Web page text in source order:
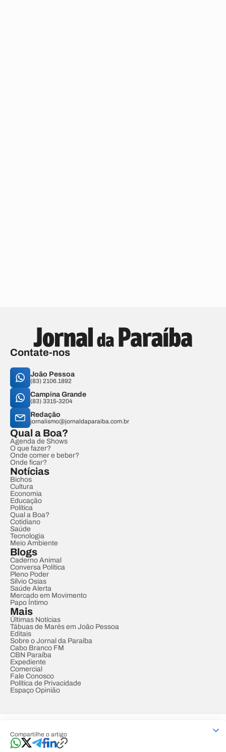
Compartilhe o artigo
Contate-nos
João Pessoa
(83) 2106.1892
Campina Grande
(83) 3315-3204
Redação
jornalismo@jornaldaparaiba.com.br
Qual a Boa?
Agenda de Shows
O que fazer?
Onde comer e beber?
Onde ficar?
Notícias
Bichos
Cultura
Economia
Educação
Política
Qual a Boa?
Cotidiano
Saúde
Tecnologia
Meio Ambiente
Blogs
Caderno Animal
Conversa Política
Pleno Poder
Sílvio Osias
Saúde Alerta
Mercado em Movimento
Papo Íntimo
Mais
Últimas Notícias
Tábuas de Marés em João Pessoa
Editais
Sobre o Jornal da Paraíba
Cabo Branco FM
CBN Paraíba
Expediente
Comercial
Fale Conosco
Política de Privacidade
Espaço Opinião
Developed by Designed by